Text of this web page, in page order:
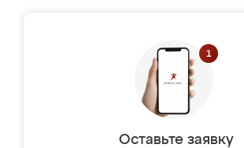
Оставьте заявку